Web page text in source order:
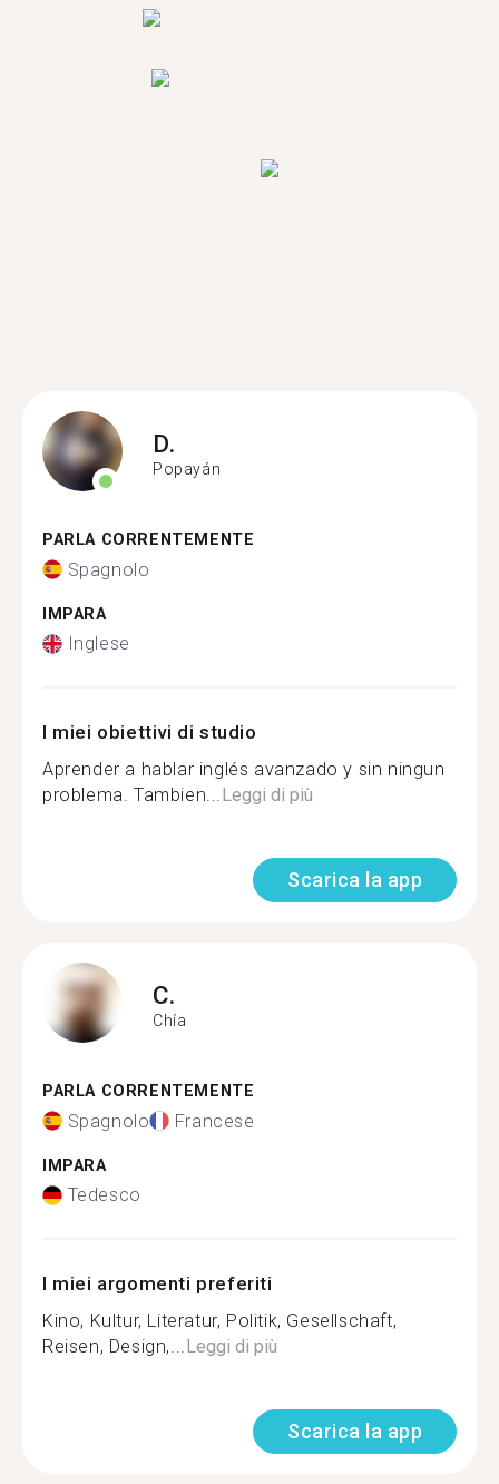
D.
Popayán
PARLA CORRENTEMENTE
Spagnolo
IMPARA
Inglese
I miei obiettivi di studio
Aprender a hablar inglés avanzado y sin ningun
problema. Tambien...Leggi di più
Scarica la app
C.
Chía
PARLA CORRENTEMENTE
Spagnolo Francese
IMPARA
Tedesco
I miei argomenti preferiti
Kino, Kultur, Literatur, Politik, Gesellschaft,
Reisen, Design,...Leggi di più
Scarica la app